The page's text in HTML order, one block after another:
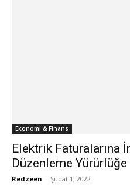
Ekonomi & Finans
Elektrik Faturalarına
Düzenleme Yürürlüğe
Redzeen - Şubat 1, 2022